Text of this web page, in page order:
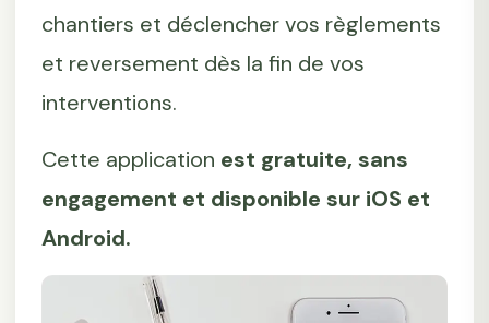
chantiers et déclencher vos règlements
et reversement dès la fin de vos
interventions.
Cette application est gratuite, sans
engagement et disponible sur iOS et
Android.